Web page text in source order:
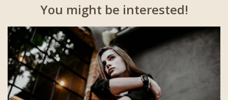
You might be interested!